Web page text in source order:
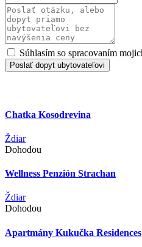
Súhlasím so spracovaním
Poslať dopyt ubytovateľovi
Chatka Kosodrevina
Ždiar
Dohodou
Wellness Penzión Strachan
Ždiar
Dohodou
Apartmány Kukučka Residences